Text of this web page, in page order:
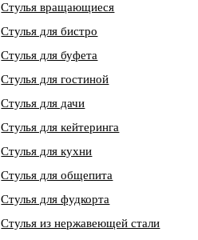
Стулья вращающиеся
Стулья для бистро
Стулья для буфета
Стулья для гостиной
Стулья для дачи
Стулья для кейтеринга
Стулья для кухни
Стулья для общепита
Стулья для фудкорта
Стулья из нержавеющей стали